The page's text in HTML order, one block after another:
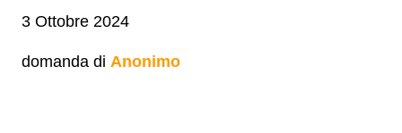
3 Ottobre 2024
domanda di Anonimo